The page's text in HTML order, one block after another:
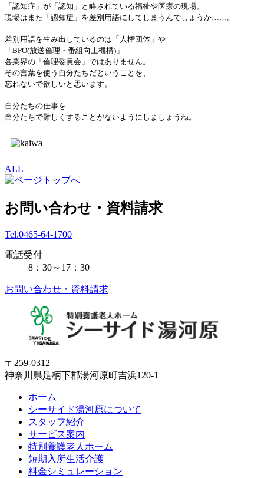
「認知症」が「認知」と略されている福祉や医療の現場。
現場はまた「認知症」を差別用語にしてしまうんでしょうか……。
差別用語を生み出しているのは「人権団体」や
「BPO(放送倫理・番組向上機構)」
各業界の 「倫理委員会」ではありません。
その言葉を使う自分たちだということを、
忘れないで欲しいと思います。
自分たちの仕事を
自分たちで難しくすることがないようにしましょうね。
ALL
お問い合わせ・資料請求
Tel.0465-64-1700
電話受付
8：30～17：30
お問い合わせ・資料請求
〒259-0312
神奈川県足柄下郡湯河原町吉浜120-1
ホーム
シーサイド湯河原について
スタッフ紹介
サービス案内
特別養護老人ホーム
短期入所生活介護
料金シミュレーション